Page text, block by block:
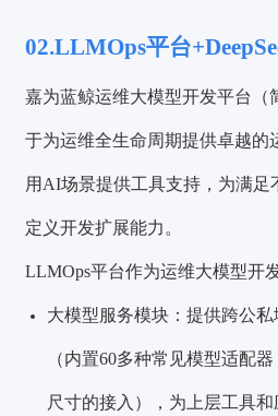
02.LLMOps平台
嘉为蓝鲸运维大模型开发平台（
于为运维全生命周期提供卓越的
用AI场景提供工具支持，为满足
定义开发扩展能力。
LLMOps平台作为运维大模型开
大模型服务模块：提供跨公
（内置60多种常见模型适配
尺寸的接入），为上层工具